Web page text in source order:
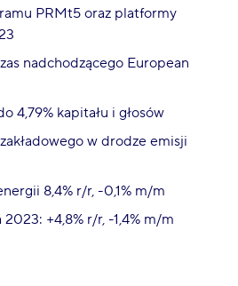
PRMt5 oraz platformy
nadchodzącego European
4,79% kapitału i głosów
w drodze emisji
8,4% r/r, -0,1% m/m
+4,8% r/r, -1,4% m/m